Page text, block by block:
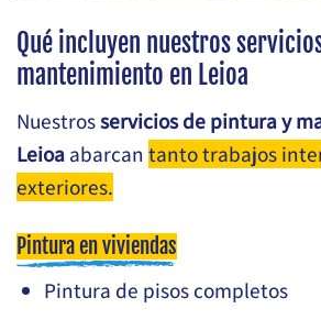
Qué incluyen nuestros
mantenimiento en Leioa
Nuestrosservicios de pintura y
Leioaabarcan tanto trabajos
exteriores.
Pintura en viviendas
Pintura de pisos completos